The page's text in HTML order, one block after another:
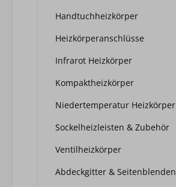
Handtuchheizkörper
Heizkörperanschlüsse
Infrarot Heizkörper
Kompaktheizkörper
Niedertemperatur Heizkörper
Sockelheizleisten & Zubehör
Ventilheizkörper
Abdeckgitter & Seitenblenden